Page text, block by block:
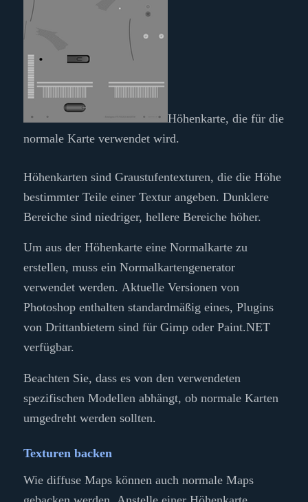
Höhenkarte, die für die
normale Karte verwendet wird.
Höhenkarten sind Graustufentexturen, die die Höhe
bestimmter Teile einer Textur angeben. Dunklere
Bereiche sind niedriger, hellere Bereiche höher.
Um aus der Höhenkarte eine Normalkarte zu
erstellen, muss ein Normalkartengenerator
verwendet werden. Aktuelle Versionen von
Photoshop enthalten standardmäßig eines, Plugins
von Drittanbietern sind für Gimp oder Paint.NET
verfügbar.
Beachten Sie, dass es von den verwendeten
spezifischen Modellen abhängt, ob normale Karten
umgedreht werden sollten.
Texturen backen
Wie diffuse Maps können auch normale Maps